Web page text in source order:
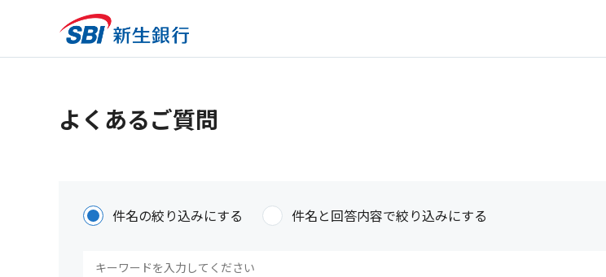
よくあるご質問
件名の絞り込みにする 件名と回答内容で絞り込みにする